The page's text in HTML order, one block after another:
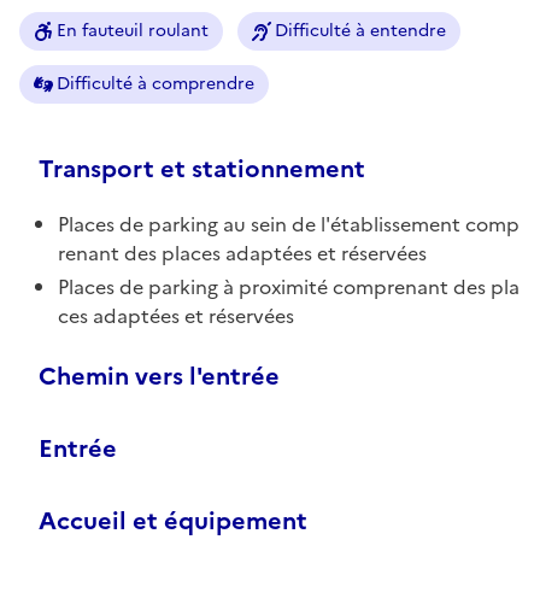
En fauteuil roulant Difficulté à entendre
Difficulté à comprendre
Transport et stationnement
Places de parking au sein de l'établissement comp
renant des places adaptées et réservées
Places de parking à proximité comprenant des pla
ces adaptées et réservées
Chemin vers l'entrée
Entrée
Accueil et équipement